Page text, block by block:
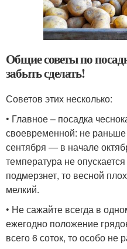
Общие советы по
забыть сделать!
Советов этих несколько:
• Главное – посадка
своевременной: не
сентября — в начале
температура не
подмерзнет, то весной
мелкий.
• Не сажайте всегда в
ежегодно положение
всего 6 соток, то особо не